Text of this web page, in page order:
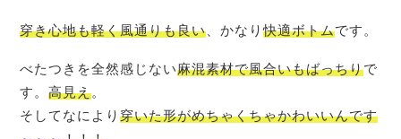
穿き心地も軽く風通りも良い 、かなり快適ボトムです。
べたつきを全然感じない麻混素材で風合いもばっちりで
す。高見え。
そしてなにより穿いた形がめちゃくちゃかわいいんです